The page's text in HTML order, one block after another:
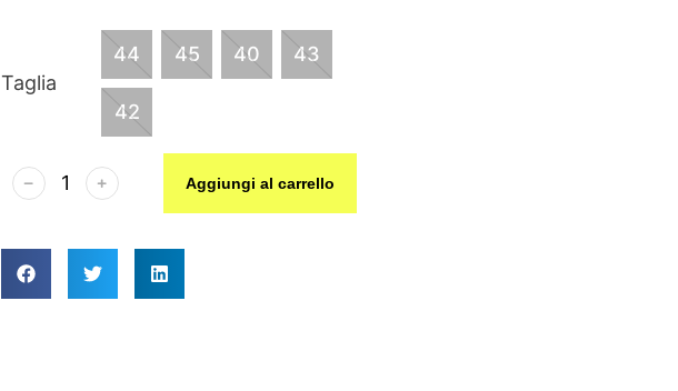
Taglia
44 45 40 43
42
﹣ ﹢ Aggiungi al carrello